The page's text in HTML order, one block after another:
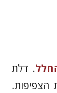
. דלת